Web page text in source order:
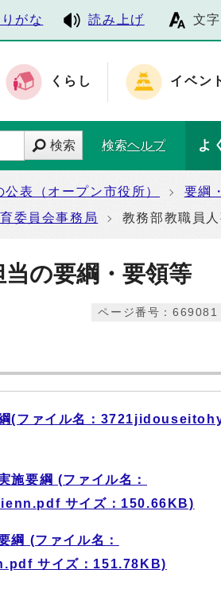
がな 読み上げ 文
くらし イベン
検索 検索ヘルプ よ
公表（オープン市役所）
要綱
委員会事務局 教務部教職員
の要綱・要領等
ページ番号：669081
綱(ファイル名：
施要綱 (ファイル名：
サイズ：150.66KB)
綱 (ファイル名：
サイズ：151.78KB)